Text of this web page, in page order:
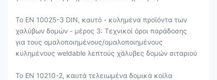
Το EN 10025-3 DIN, καυτό - κυλημένα προϊόντα των
χαλύβων δομών - μέρος 3: Τεχνικοί όροι παράδοσης
για τους ομαλοποιημένους/ομαλοποιημένους
κυλημένους weldable λεπτούς χάλυβες δομών σιταριού
Το EN 10210-2, καυτά τελειωμένα δομικά κοίλα